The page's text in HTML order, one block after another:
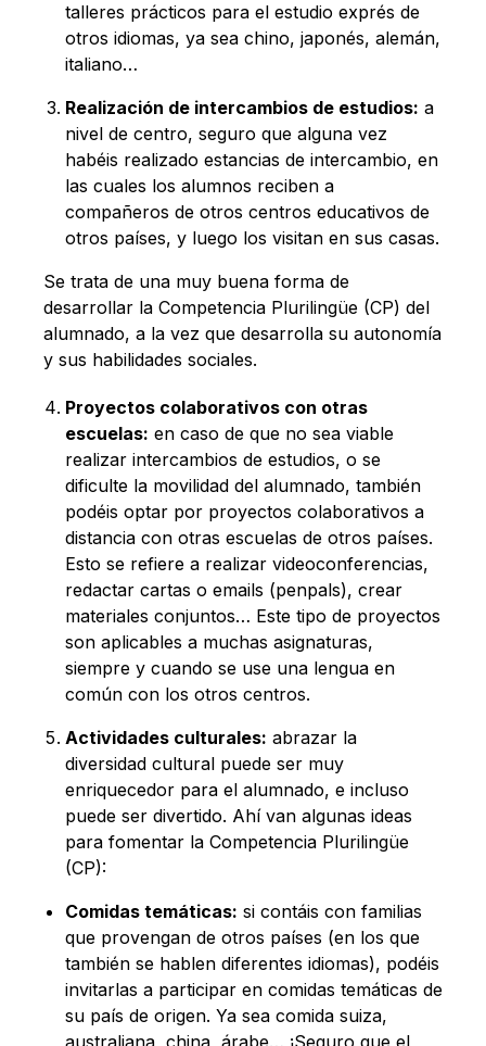
talleres prácticos para el estudio exprés de
otros idiomas, ya sea chino, japonés, alemán,
italiano…
Realización de intercambios de estudios: a
nivel de centro, seguro que alguna vez
habéis realizado estancias de intercambio, en
las cuales los alumnos reciben a
compañeros de otros centros educativos de
otros países, y luego los visitan en sus casas.
Se trata de una muy buena forma de
desarrollar la Competencia Plurilingüe (CP) del
alumnado, a la vez que desarrolla su autonomía
y sus habilidades sociales.
Proyectos colaborativos con otras
escuelas: en caso de que no sea viable
realizar intercambios de estudios, o se
dificulte la movilidad del alumnado, también
podéis optar por proyectos colaborativos a
distancia con otras escuelas de otros países.
Esto se refiere a realizar videoconferencias,
redactar cartas o emails (penpals), crear
materiales conjuntos… Este tipo de proyectos
son aplicables a muchas asignaturas,
siempre y cuando se use una lengua en
común con los otros centros.
Actividades culturales: abrazar la
diversidad cultural puede ser muy
enriquecedor para el alumnado, e incluso
puede ser divertido. Ahí van algunas ideas
para fomentar la Competencia Plurilingüe
(CP):
Comidas temáticas: si contáis con familias
que provengan de otros países (en los que
también se hablen diferentes idiomas), podéis
invitarlas a participar en comidas temáticas de
su país de origen. Ya sea comida suiza,